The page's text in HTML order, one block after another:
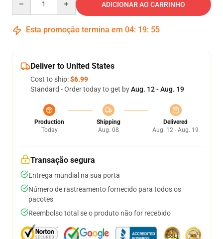
ADICIONAR AO CARRINHO
Esta promoção termina em 04: 19: 54
Deliver to United States
Cost to ship:$6.99
Standard - Order today to get byAug. 12 - Aug. 19
Production
Today
Shipping
Aug. 08
Delivered
Aug. 12 - Aug. 19
Transação segura
Entrega mundial na sua porta
Número de rastreamento fornecido para todos os
pacotes
Reembolso total se o produto não for recebido